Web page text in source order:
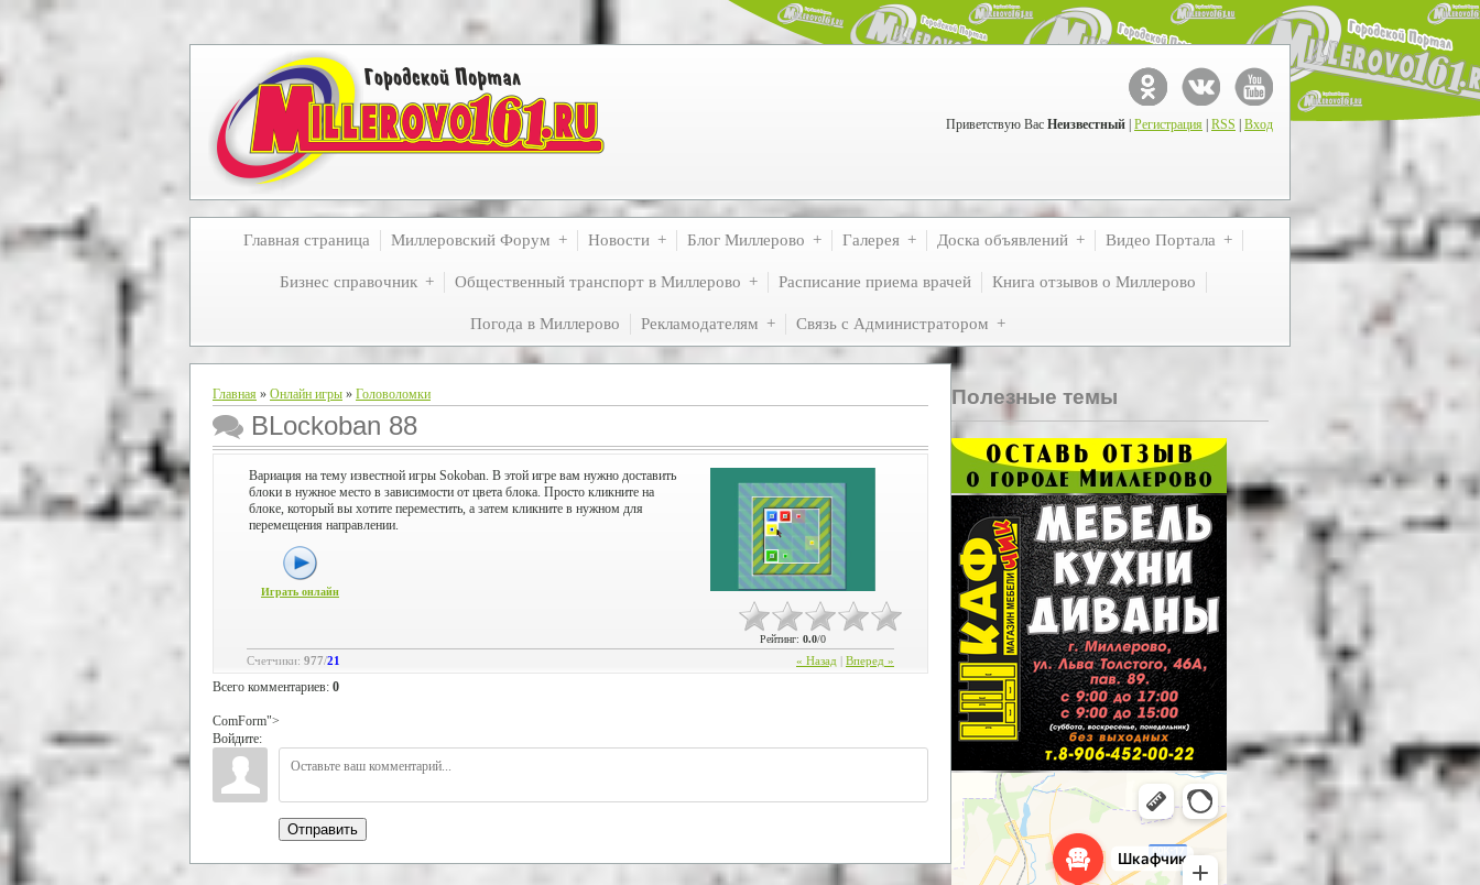
Приветствую Вас Неизвестный Регистрация RSS Вход
Главная страница Миллеровский Форум Новости Блог Миллерово Галерея Доска объявлений Видео Портала
Бизнес справочник Общественный транспорт в Миллерово Расписание приема врачей Книга отзывов о Миллерово
Погода в Миллерово Рекламодателям Связь с Администратором
Главная » Онлайн игры » Головоломки
BLockoban 88
Вариация на тему известной игры Sokoban. В этой игре вам нужно доставить
блоки в нужное место в зависимости от цвета блока. Просто кликните на
блоке, который вы хотите переместить, а затем кликните в нужном для
перемещения направлении.
Играть онлайн
Рейтинг: 0.0/0
« Назад
Вперед »
Счетчики: 977/21
Всего комментариев: 0
ComForm">
Войдите:
Отправить
Полезные темы